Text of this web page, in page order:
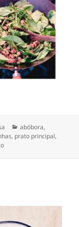
Categorias
abóbora,
, prato principal,
em kibe de abóbora